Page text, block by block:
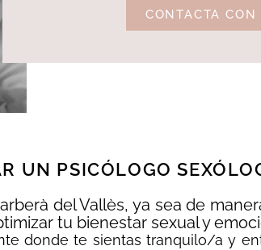
CONTACTA CON
UN PSICÓLOGO
del Vallès, ya sea de
tu bienestar sexual y
donde te sientas tranquilo/a y